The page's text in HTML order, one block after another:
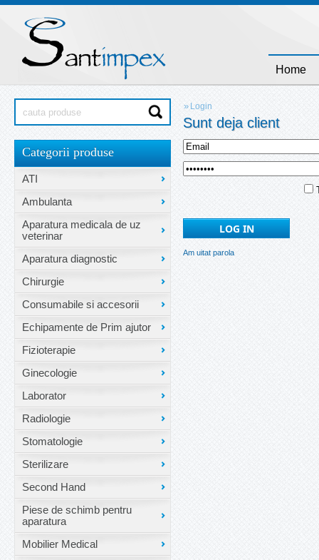
Home
Categorii produse
ATI
Ambulanta
Aparatura medicala de uz
veterinar
Aparatura diagnostic
Chirurgie
Consumabile si accesorii
Echipamente de Prim ajutor
Fizioterapie
Ginecologie
Laborator
Radiologie
Stomatologie
Sterilizare
Second Hand
Piese de schimb pentru
aparatura
Mobilier Medical
» Login
Sunt deja client
Am uitat parola